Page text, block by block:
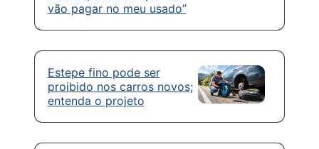
vão pagar no meu usado”
Estepe fino pode ser
proibido nos carros novos;
entenda o projeto